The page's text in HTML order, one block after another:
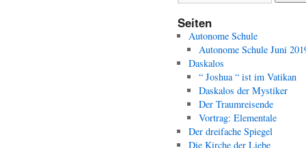
Seiten
Autonome Schule
Autonome Schule Juni
Daskalos
“ Joshua “ ist im Vatikan
Daskalos der Mystiker
Der Traumreisende
Vortrag: Elementale
Der dreifache Spiegel
Die Kirche der Liebe